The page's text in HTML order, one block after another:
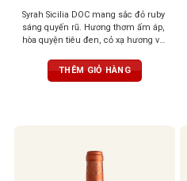
Syrah Sicilia DOC mang sắc đỏ ruby
sáng quyến rũ. Hương thơm ấm áp,
hòa quyện tiêu đen, cỏ xạ hương và
mịn như nhung, cân bằng, dễ chịu,
hậu vị dài, để lại ấn tượng tinh tế và
THÊM GIỎ HÀNG